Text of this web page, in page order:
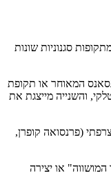
סגנוניות שונות
המאוחר או תקופת
והשנייה מייצגת את
(פרנסואה קופרן,
או יצירה